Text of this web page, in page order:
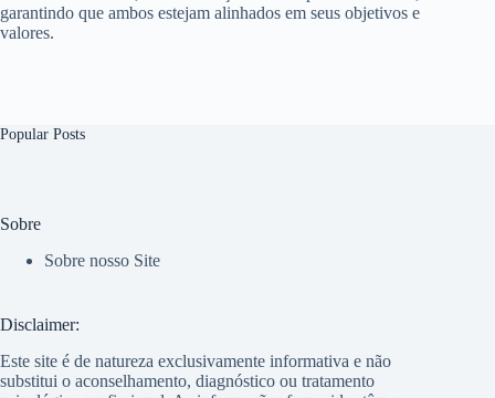
garantindo que ambos estejam alinhados em seus objetivos e
valores.
Popular Posts
Sobre
Sobre nosso Site
Disclaimer:
Este site é de natureza exclusivamente informativa e não
substitui o aconselhamento, diagnóstico ou tratamento